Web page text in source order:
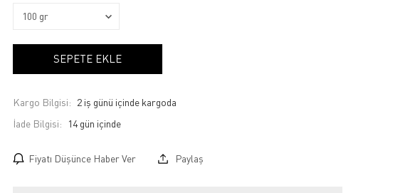
SEPETE EKLE
Kargo Bilgisi: 2 iş günü içinde kargoda
İade Bilgisi:
Fiyatı Düşünce Haber Ver Paylaş